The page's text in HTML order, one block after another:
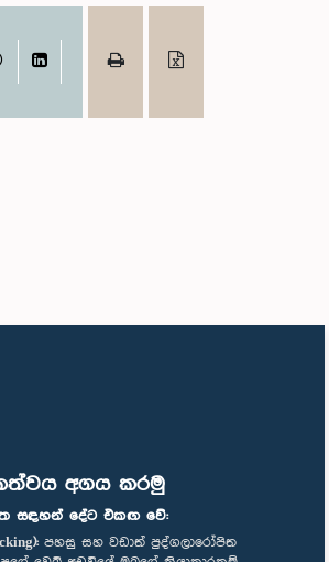
අගය කරමු
සඳහන් දේට එකඟ වේ:
පහසු සහ වඩාත් පුද්ගලාරෝපිත
WhatsAppLinkedIn